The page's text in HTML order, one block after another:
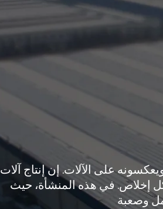
على الآلات. إن إنتاج آلات
إخلاص. في هذه المنشأة، حيث